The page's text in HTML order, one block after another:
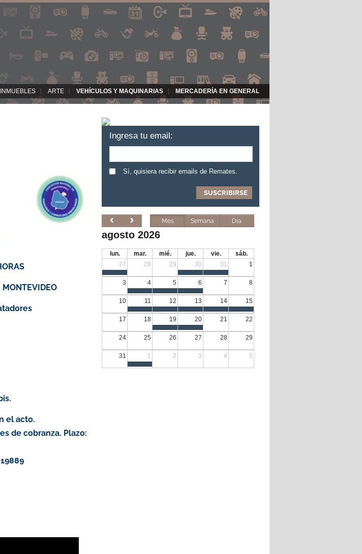
INMUEBLES ARTE VEHÍCULOS Y MAQUINARIAS MERCADERÍA EN GENERAL
MONTEVIDEO
el acto.
de cobranza. Plazo:
Ingresa tu email:
Sí, quisiera recibir emails de Remates.
Mes Semana Día
agosto 2026
lun. mar. mié. jue. vie.
sáb.
27
28 29 30 31 1
3 4 5 6 7 8
10 11 12 13 14 15
17 18 19 20 21 22
24 25 26 27 28 29
31 1 2 3 4 5